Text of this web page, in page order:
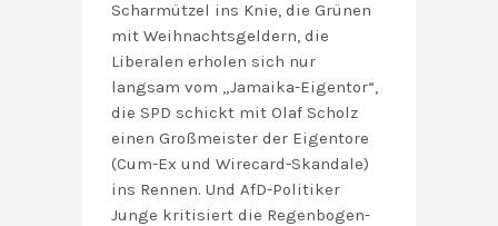
Scharmützel ins Knie, die Grünen
mit Weihnachtsgeldern, die
Liberalen erholen sich nur
langsam vom „Jamaika-Eigentor“,
die SPD schickt mit Olaf Scholz
einen Großmeister der Eigentore
(Cum-Ex und Wirecard-Skandale)
ins Rennen. Und AfD-Politiker
Junge kritisiert die Regenbogen-